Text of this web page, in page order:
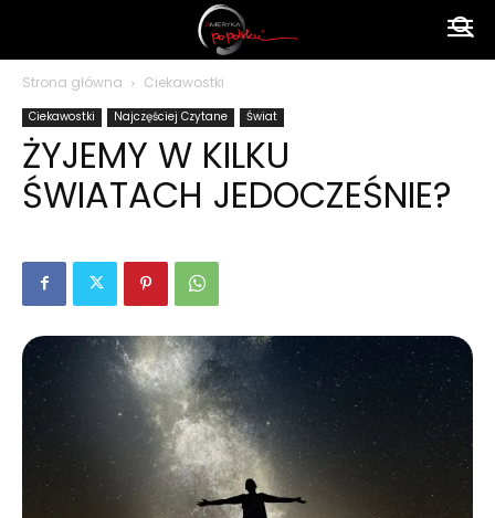
Strona główna Ciekawostki
Ciekawostki Najczęściej Czytane Świat
ŻYJEMY W KILKU
ŚWIATACH JEDOCZEŚNIE?